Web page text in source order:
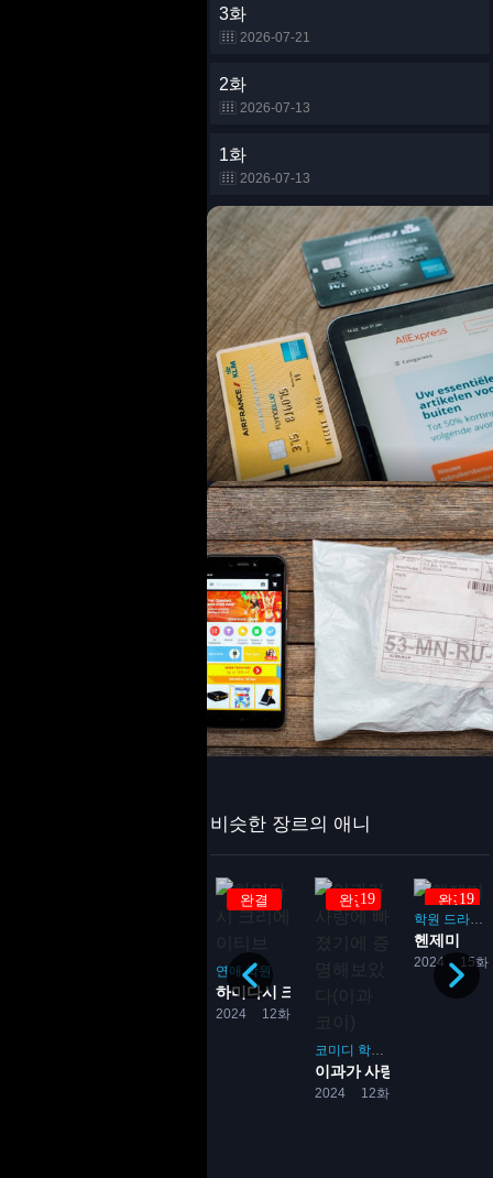
3화
2026-07-21
2화
2026-07-13
1화
2026-07-13
비슷한 장르의 애니
연애
성녀의 마력은 만능입니다
완결
연애 학원
2024 12화
하미다시 크리에이티브
완결19
코미디 학원
2024 12화
이과가 사랑에 빠졌기에
완결19
학원 드라마
2024 15화
헨제미